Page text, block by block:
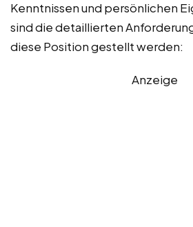
Kenntnissen und persönlichen
sind die detaillierten
diese Position gestellt werden:
Anzeige